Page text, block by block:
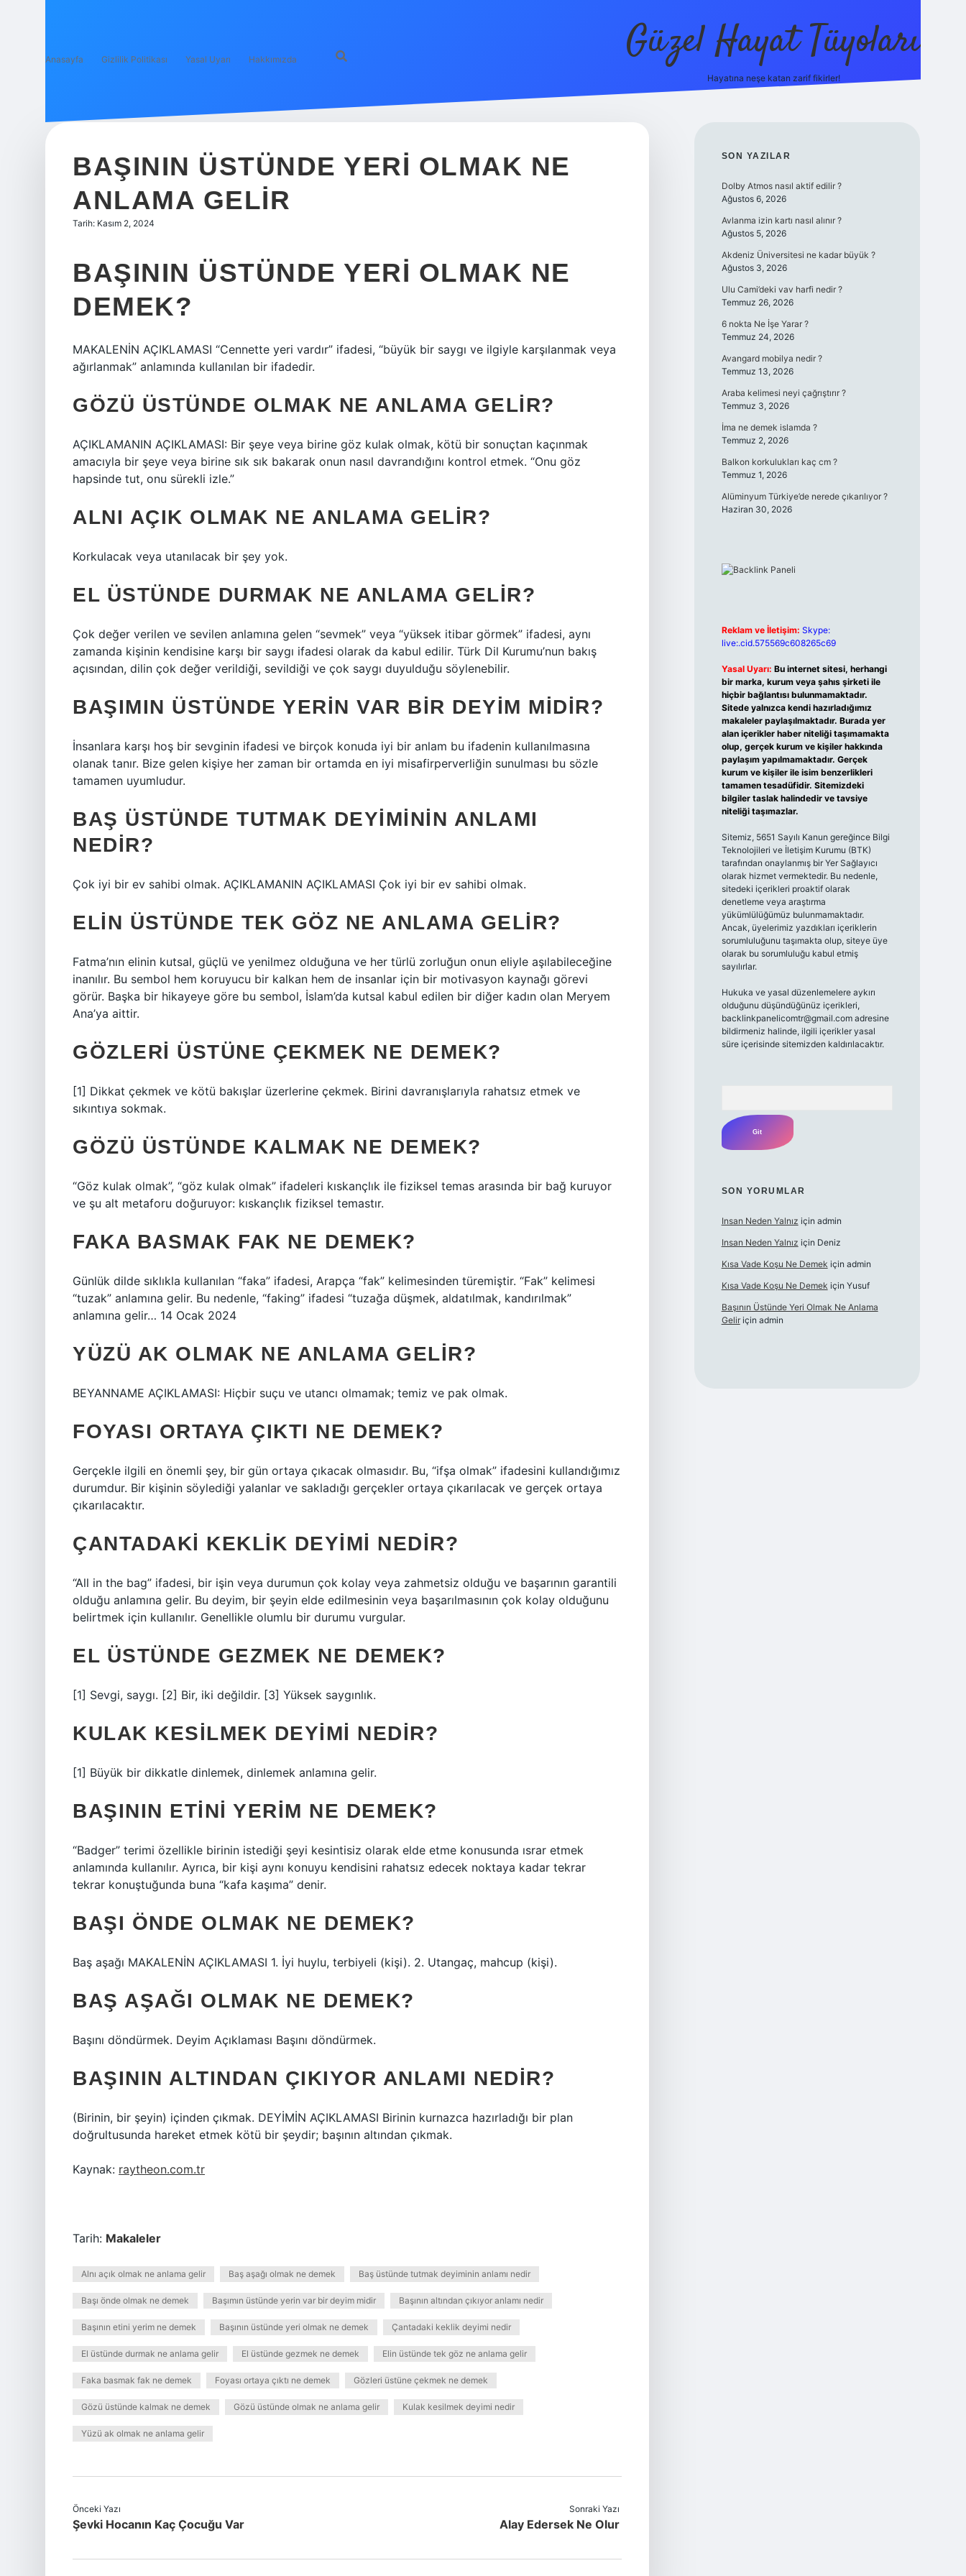
Anasayfa Gizlilik Politikası Yasal Uyarı Hakkımızda Güzel Hayat Tüyoları
Hayatına neşe katan zarif fikirler!
BAŞININ ÜSTÜNDE YERI OLMAK NE
ANLAMA GELIR
Tarih: Kasım 2, 2024
BAŞININ ÜSTÜNDE YERI OLMAK NE
DEMEK?
MAKALENİN AÇIKLAMASI “Cennette yeri vardır” ifadesi, “büyük bir saygı ve ilgiyle karşılanmak veya
ağırlanmak” anlamında kullanılan bir ifadedir.
GÖZÜ ÜSTÜNDE OLMAK NE ANLAMA GELIR?
AÇIKLAMANIN AÇIKLAMASI: Bir şeye veya birine göz kulak olmak, kötü bir sonuçtan kaçınmak
amacıyla bir şeye veya birine sık sık bakarak onun nasıl davrandığını kontrol etmek. “Onu göz
hapsinde tut, onu sürekli izle.”
ALNI AÇIK OLMAK NE ANLAMA GELIR?
Korkulacak veya utanılacak bir şey yok.
EL ÜSTÜNDE DURMAK NE ANLAMA GELIR?
Çok değer verilen ve sevilen anlamına gelen “sevmek” veya “yüksek itibar görmek” ifadesi, aynı
zamanda kişinin kendisine karşı bir saygı ifadesi olarak da kabul edilir. Türk Dil Kurumu’nun bakış
açısından, dilin çok değer verildiği, sevildiği ve çok saygı duyulduğu söylenebilir.
BAŞIMIN ÜSTÜNDE YERIN VAR BIR DEYIM MIDIR?
İnsanlara karşı hoş bir sevginin ifadesi ve birçok konuda iyi bir anlam bu ifadenin kullanılmasına
olanak tanır. Bize gelen kişiye her zaman bir ortamda en iyi misafirperverliğin sunulması bu sözle
tamamen uyumludur.
BAŞ ÜSTÜNDE TUTMAK DEYIMININ ANLAMI
NEDIR?
Çok iyi bir ev sahibi olmak. AÇIKLAMANIN AÇIKLAMASI Çok iyi bir ev sahibi olmak.
ELIN ÜSTÜNDE TEK GÖZ NE ANLAMA GELIR?
Fatma’nın elinin kutsal, güçlü ve yenilmez olduğuna ve her türlü zorluğun onun eliyle aşılabileceğine
inanılır. Bu sembol hem koruyucu bir kalkan hem de insanlar için bir motivasyon kaynağı görevi
görür. Başka bir hikayeye göre bu sembol, İslam’da kutsal kabul edilen bir diğer kadın olan Meryem
Ana’ya aittir.
GÖZLERI ÜSTÜNE ÇEKMEK NE DEMEK?
[1] Dikkat çekmek ve kötü bakışlar üzerlerine çekmek. Birini davranışlarıyla rahatsız etmek ve
sıkıntıya sokmak.
GÖZÜ ÜSTÜNDE KALMAK NE DEMEK?
“Göz kulak olmak”, “göz kulak olmak” ifadeleri kıskançlık ile fiziksel temas arasında bir bağ kuruyor
ve şu alt metaforu doğuruyor: kıskançlık fiziksel temastır.
FAKA BASMAK FAK NE DEMEK?
Günlük dilde sıklıkla kullanılan “faka” ifadesi, Arapça “fak” kelimesinden türemiştir. “Fak” kelimesi
“tuzak” anlamına gelir. Bu nedenle, “faking” ifadesi “tuzağa düşmek, aldatılmak, kandırılmak”
anlamına gelir… 14 Ocak 2024
YÜZÜ AK OLMAK NE ANLAMA GELIR?
BEYANNAME AÇIKLAMASI: Hiçbir suçu ve utancı olmamak; temiz ve pak olmak.
FOYASI ORTAYA ÇIKTI NE DEMEK?
Gerçekle ilgili en önemli şey, bir gün ortaya çıkacak olmasıdır. Bu, “ifşa olmak” ifadesini kullandığımız
durumdur. Bir kişinin söylediği yalanlar ve sakladığı gerçekler ortaya çıkarılacak ve gerçek ortaya
çıkarılacaktır.
ÇANTADAKI KEKLIK DEYIMI NEDIR?
“All in the bag” ifadesi, bir işin veya durumun çok kolay veya zahmetsiz olduğu ve başarının garantili
olduğu anlamına gelir. Bu deyim, bir şeyin elde edilmesinin veya başarılmasının çok kolay olduğunu
belirtmek için kullanılır. Genellikle olumlu bir durumu vurgular.
EL ÜSTÜNDE GEZMEK NE DEMEK?
[1] Sevgi, saygı. [2] Bir, iki değildir. [3] Yüksek saygınlık.
KULAK KESILMEK DEYIMI NEDIR?
[1] Büyük bir dikkatle dinlemek, dinlemek anlamına gelir.
BAŞININ ETINI YERIM NE DEMEK?
“Badger” terimi özellikle birinin istediği şeyi kesintisiz olarak elde etme konusunda ısrar etmek
anlamında kullanılır. Ayrıca, bir kişi aynı konuyu kendisini rahatsız edecek noktaya kadar tekrar
tekrar konuştuğunda buna “kafa kaşıma” denir.
BAŞI ÖNDE OLMAK NE DEMEK?
Baş aşağı MAKALENİN AÇIKLAMASI 1. İyi huylu, terbiyeli (kişi). 2. Utangaç, mahcup (kişi).
BAŞ AŞAĞI OLMAK NE DEMEK?
Başını döndürmek. Deyim Açıklaması Başını döndürmek.
BAŞININ ALTINDAN ÇIKIYOR ANLAMI NEDIR?
(Birinin, bir şeyin) içinden çıkmak. DEYİMİN AÇIKLAMASI Birinin kurnazca hazırladığı bir plan
doğrultusunda hareket etmek kötü bir şeydir; başının altından çıkmak.
Kaynak: raytheon.com.tr
Tarih: Makaleler
Alnı açık olmak ne anlama gelir Baş aşağı olmak ne demek Baş üstünde tutmak deyiminin anlamı nedir
Başı önde olmak ne demek Başımın üstünde yerin var bir deyim midir Başının altından çıkıyor anlamı nedir
Başının etini yerim ne demek Başının üstünde yeri olmak ne demek Çantadaki keklik deyimi nedir
El üstünde durmak ne anlama gelir El üstünde gezmek ne demek Elin üstünde tek göz ne anlama gelir
Faka basmak fak ne demek Foyası ortaya çıktı ne demek Gözleri üstüne çekmek ne demek
Gözü üstünde kalmak ne demek Gözü üstünde olmak ne anlama gelir Kulak kesilmek deyimi nedir
Yüzü ak olmak ne anlama gelir
Önceki Yazı
Şevki Hocanın Kaç Çocuğu Var
Sonraki Yazı
Alay Edersek Ne Olur
SIDEBAR
SON YAZILAR
Dolby Atmos nasıl aktif edilir ?
Ağustos 6, 2026
Avlanma izin kartı nasıl alınır ?
Ağustos 5, 2026
Akdeniz Üniversitesi ne kadar büyük ?
Ağustos 3, 2026
Ulu Cami’deki vav harfi nedir ?
Temmuz 26, 2026
6 nokta Ne İşe Yarar ?
Temmuz 24, 2026
Avangard mobilya nedir ?
Temmuz 13, 2026
Araba kelimesi neyi çağrıştırır ?
Temmuz 3, 2026
İma ne demek islamda ?
Temmuz 2, 2026
Balkon korkulukları kaç cm ?
Temmuz 1, 2026
Alüminyum Türkiye’de nerede çıkarılıyor ?
Haziran 30, 2026
Reklam ve İletişim: Skype:
live:.cid.575569c608265c69
Yasal Uyarı: Bu internet sitesi, herhangi
bir marka, kurum veya şahıs şirketi ile
hiçbir bağlantısı bulunmamaktadır.
Sitede yalnızca kendi hazırladığımız
makaleler paylaşılmaktadır. Burada yer
alan içerikler haber niteliği taşımamakta
olup, gerçek kurum ve kişiler hakkında
paylaşım yapılmamaktadır. Gerçek
kurum ve kişiler ile isim benzerlikleri
tamamen tesadüfidir. Sitemizdeki
bilgiler taslak halindedir ve tavsiye
niteliği taşımazlar.
Sitemiz, 5651 Sayılı Kanun gereğince Bilgi
Teknolojileri ve İletişim Kurumu (BTK)
tarafından onaylanmış bir Yer Sağlayıcı
olarak hizmet vermektedir. Bu nedenle,
sitedeki içerikleri proaktif olarak
denetleme veya araştırma
yükümlülüğümüz bulunmamaktadır.
Ancak, üyelerimiz yazdıkları içeriklerin
sorumluluğunu taşımakta olup, siteye üye
olarak bu sorumluluğu kabul etmiş
sayılırlar.
Hukuka ve yasal düzenlemelere aykırı
olduğunu düşündüğünüz içerikleri,
backlinkpanelicomtr@gmail.comadresine
bildirmeniz halinde, ilgili içerikler yasal
süre içerisinde sitemizden kaldırılacaktır.
SON YORUMLAR
Insan Neden Yalnız için admin
Insan Neden Yalnız için Deniz
Kısa Vade Koşu Ne Demek için admin
Kısa Vade Koşu Ne Demek için Yusuf
Başının Üstünde Yeri Olmak Ne Anlama
Geliriçin admin